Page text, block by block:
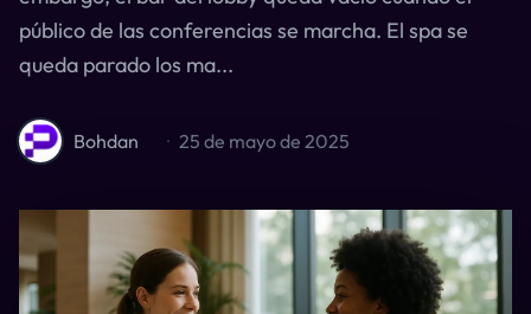
público de las conferencias se marcha. El spa se
queda parado los ma...
Bohdan · 25 de mayo de 2025